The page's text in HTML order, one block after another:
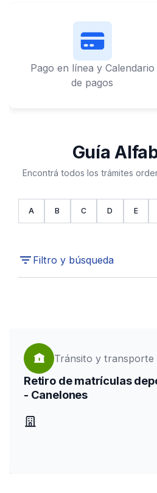
Pago en línea y Calendario
de pagos
Guía
Encontrá todos los trámites
chevron_left
A B C D E
Filtro y búsqueda
Tránsito y transporte
Retiro de matrículas
- Canelones